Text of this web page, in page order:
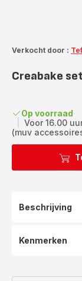
Verkocht door :
Creabake
Op voorraad
Voor 16.00
(muv
Beschrijving
Kenmerken